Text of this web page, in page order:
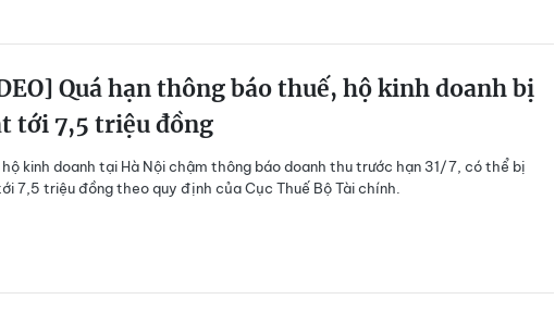
Quá hạn thông báo thuế, hộ kinh doanh bị
tới 7,5 triệu đồng
hộ kinh doanh tại Hà Nội chậm thông báo doanh thu trước hạn 31/7, có thể bị
7,5 triệu đồng theo quy định của Cục Thuế Bộ Tài chính.